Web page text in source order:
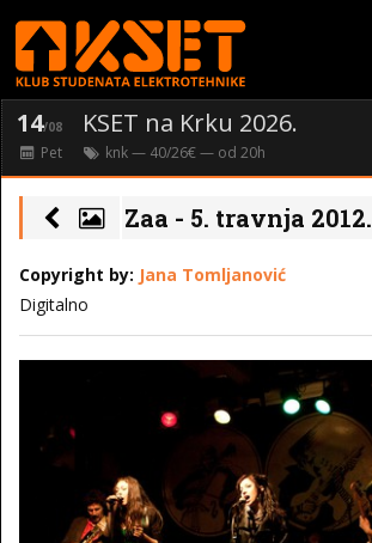
14/08 KSET na Krku 2026.
Pet knk— 40/26€ — od 20h
Zaa - 5. travnja 2012.
Copyright by: Jana Tomljanović
Digitalno